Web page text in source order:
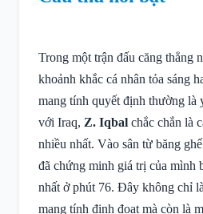
Trong một trận đấu căng thẳng
khoảnh khắc cá nhân tỏa sáng
mang tính quyết định thường là
với Iraq, Z. Iqbal chắc chắn là
nhiều nhất. Vào sân từ băng
đã chứng minh giá trị của mình
nhất ở phút 76. Đây không chỉ
mang tính định đoạt mà còn là